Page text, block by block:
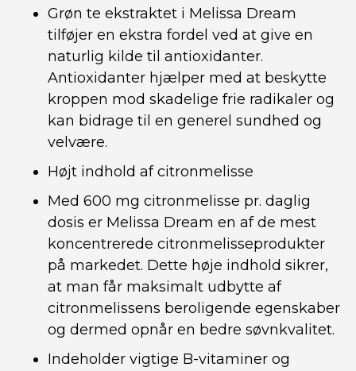
Grøn te ekstraktet i Melissa Dream
tilføjer en ekstra fordel ved at give en
naturlig kilde til antioxidanter.
Antioxidanter hjælper med at beskytte
kroppen mod skadelige frie radikaler og
kan bidrage til en generel sundhed og
velvære.
Højt indhold af citronmelisse
Med 600 mg citronmelisse pr. daglig
dosis er Melissa Dream en af de mest
koncentrerede citronmelisseprodukter
på markedet. Dette høje indhold sikrer,
at man får maksimalt udbytte af
citronmelissens beroligende egenskaber
og dermed opnår en bedre søvnkvalitet.
Indeholder vigtige B-vitaminer og